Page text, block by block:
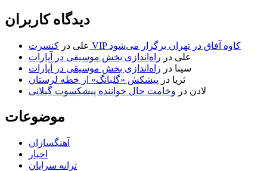
دیدگاه کاربران
علی در
کنسرت VIP کاوه آفاق در تهران برگزار می‌شود
علی در راه‌اندازی بخش موسیقی در آپارات
سینا در راه‌اندازی بخش موسیقی در آپارات
ثریا در پیشکش «گلبانگ» از خطه لرستان
لادن در وخامت حال خواننده پیشکسوت گیلانی
موضوعات
آهنگسازان
اخبار
ترانه سرایان